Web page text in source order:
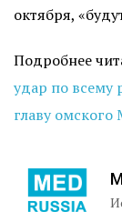
октября,
Подробнее
удар по всему
главу